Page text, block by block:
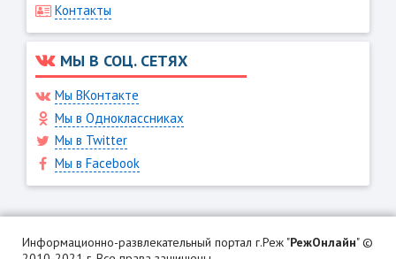
Контакты
МЫ В СОЦ. СЕТЯХ
Мы ВКонтакте
Мы в Одноклассниках
Мы в Twitter
Мы в Facebook
Информационно-развлекательный портал г.Реж "РежОнлайн" ©